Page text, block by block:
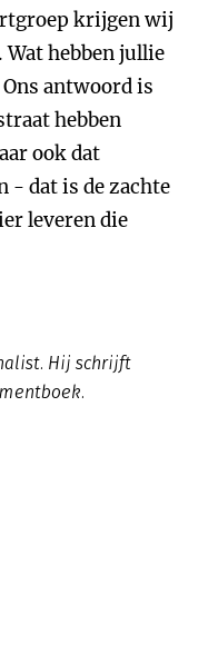
krijgen wij
Wat hebben jullie
antwoord is
hebben
ook dat
- dat is de zachte
leveren die
Hij schrijft